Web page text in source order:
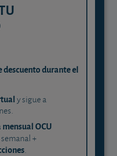
descuento durante el
y sigue a
OCU
+
.